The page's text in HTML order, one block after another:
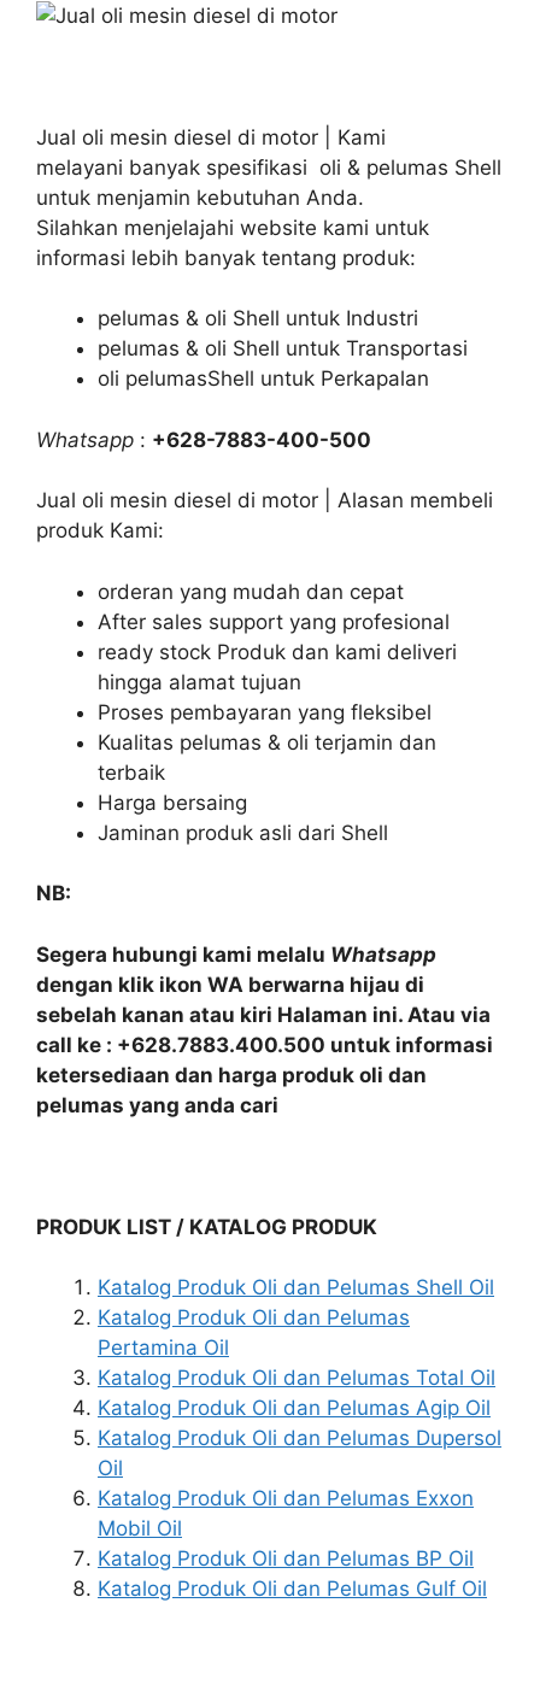
Jual oli mesin diesel di motor | Kami
melayani banyak spesifikasi oli & pelumas Shell
untuk menjamin kebutuhan Anda.
Silahkan menjelajahi website kami untuk
informasi lebih banyak tentang produk:
pelumas & oli Shell untuk Industri
pelumas & oli Shell untuk Transportasi
oli pelumasShell untuk Perkapalan
Whatsapp : +628-7883-400-500
Jual oli mesin diesel di motor | Alasan membeli
produk Kami:
orderan yang mudah dan cepat
After sales support yang profesional
ready stock Produk dan kami deliveri
hingga alamat tujuan
Proses pembayaran yang fleksibel
Kualitas pelumas & oli terjamin dan
terbaik
Harga bersaing
Jaminan produk asli dari Shell
NB:
Segera hubungi kami melalu Whatsapp
dengan klik ikon WA berwarna hijau di
sebelah kanan atau kiri Halaman ini. Atau via
call ke : +628.7883.400.500 untuk informasi
ketersediaan dan harga produk oli dan
pelumas yang anda cari
PRODUK LIST / KATALOG PRODUK
Katalog Produk Oli dan Pelumas Shell Oil
Katalog Produk Oli dan Pelumas
Pertamina Oil
Katalog Produk Oli dan Pelumas Total Oil
Katalog Produk Oli dan Pelumas Agip Oil
Katalog Produk Oli dan Pelumas Dupersol
Oil
Katalog Produk Oli dan Pelumas Exxon
Mobil Oil
Katalog Produk Oli dan Pelumas BP Oil
Katalog Produk Oli dan Pelumas Gulf Oil